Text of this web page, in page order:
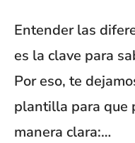
Entender las
es la clave para
Por eso, te
plantilla para que
manera clara:…